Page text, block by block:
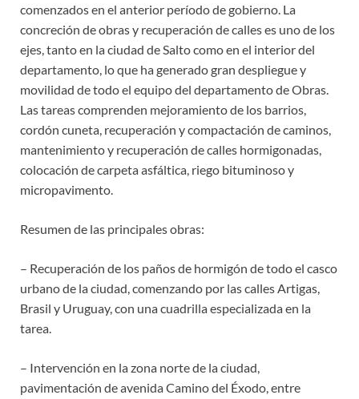
comenzados en el anterior período de gobierno. La
concreción de obras y recuperación de calles es uno de los
ejes, tanto en la ciudad de Salto como en el interior del
departamento, lo que ha generado gran despliegue y
movilidad de todo el equipo del departamento de Obras.
Las tareas comprenden mejoramiento de los barrios,
cordón cuneta, recuperación y compactación de caminos,
mantenimiento y recuperación de calles hormigonadas,
colocación de carpeta asfáltica, riego bituminoso y
micropavimento.
Resumen de las principales obras:
– Recuperación de los paños de hormigón de todo el casco
urbano de la ciudad, comenzando por las calles Artigas,
Brasil y Uruguay, con una cuadrilla especializada en la
tarea.
– Intervención en la zona norte de la ciudad,
pavimentación de avenida Camino del Éxodo, entre